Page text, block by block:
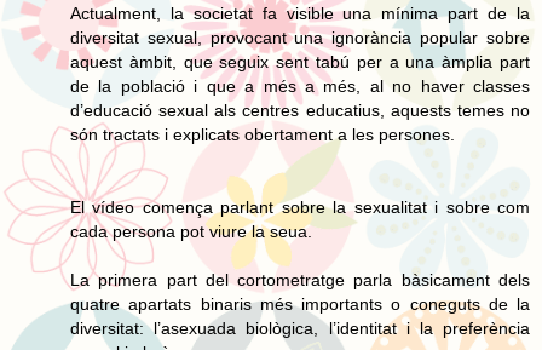
Actualment, la societat fa visible una mínima part de la
diversitat sexual, provocant una ignorància popular sobre
aquest àmbit, que seguix sent tabú per a una àmplia part
de la població i que a més a més, al no haver classes
d’educació sexual als centres educatius, aquests temes no
són tractats i explicats obertament a les persones.
El vídeo comença parlant sobre la sexualitat i sobre com
cada persona pot viure la seua.
La primera part del cortometratge parla bàsicament dels
quatre apartats binaris més importants o coneguts de la
diversitat: l’asexuada biològica, l’identitat i la preferència